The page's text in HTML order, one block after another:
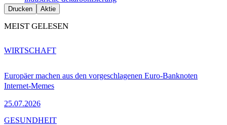
Drucken Aktie
MEIST GELESEN
Europäer machen aus den vorgeschlagenen Euro-Banknoten
Internet-Memes
25.07.2026
WIRTSCHAFT
GESUNDHEIT